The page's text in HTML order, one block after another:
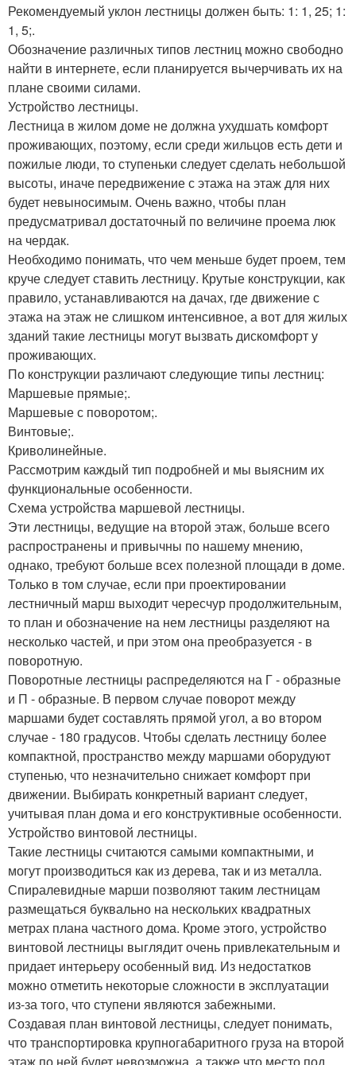
Рекомендуемый уклон лестницы должен быть: 1: 1, 25; 1:
1, 5;.
Обозначение различных типов лестниц можно свободно
найти в интернете, если планируется вычерчивать их на
плане своими силами.
Устройство лестницы.
Лестница в жилом доме не должна ухудшать комфорт
проживающих, поэтому, если среди жильцов есть дети и
пожилые люди, то ступеньки следует сделать небольшой
высоты, иначе передвижение с этажа на этаж для них
будет невыносимым. Очень важно, чтобы план
предусматривал достаточный по величине проема люк
на чердак.
Необходимо понимать, что чем меньше будет проем, тем
круче следует ставить лестницу. Крутые конструкции, как
правило, устанавливаются на дачах, где движение с
этажа на этаж не слишком интенсивное, а вот для жилых
зданий такие лестницы могут вызвать дискомфорт у
проживающих.
По конструкции различают следующие типы лестниц:
Маршевые прямые;.
Маршевые с поворотом;.
Винтовые;.
Криволинейные.
Рассмотрим каждый тип подробней и мы выясним их
функциональные особенности.
Схема устройства маршевой лестницы.
Эти лестницы, ведущие на второй этаж, больше всего
распространены и привычны по нашему мнению,
однако, требуют больше всех полезной площади в доме.
Только в том случае, если при проектировании
лестничный марш выходит чересчур продолжительным,
то план и обозначение на нем лестницы разделяют на
несколько частей, и при этом она преобразуется - в
поворотную.
Поворотные лестницы распределяются на Г - образные
и П - образные. В первом случае поворот между
маршами будет составлять прямой угол, а во втором
случае - 180 градусов. Чтобы сделать лестницу более
компактной, пространство между маршами оборудуют
ступенью, что незначительно снижает комфорт при
движении. Выбирать конкретный вариант следует,
учитывая план дома и его конструктивные особенности.
Устройство винтовой лестницы.
Такие лестницы считаются самыми компактными, и
могут производиться как из дерева, так и из металла.
Спиралевидные марши позволяют таким лестницам
размещаться буквально на нескольких квадратных
метрах плана частного дома. Кроме этого, устройство
винтовой лестницы выглядит очень привлекательным и
придает интерьеру особенный вид. Из недостатков
можно отметить некоторые сложности в эксплуатации
из-за того, что ступени являются забежными.
Создавая план винтовой лестницы, следует понимать,
что транспортировка крупногабаритного груза на второй
этаж по ней будет невозможна, а также что место под